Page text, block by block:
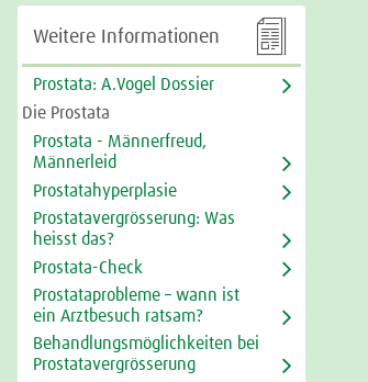

Weitere Informationen
Prostata: A.Vogel Dossier
Die Prostata
Prostata - Männerfreud,
Männerleid
Prostatahyperplasie
Prostatavergrösserung: Was
heisst das?
Prostata-Check
Prostataprobleme – wann ist
ein Arztbesuch ratsam?
Behandlungsmöglichkeiten bei
Prostatavergrösserung